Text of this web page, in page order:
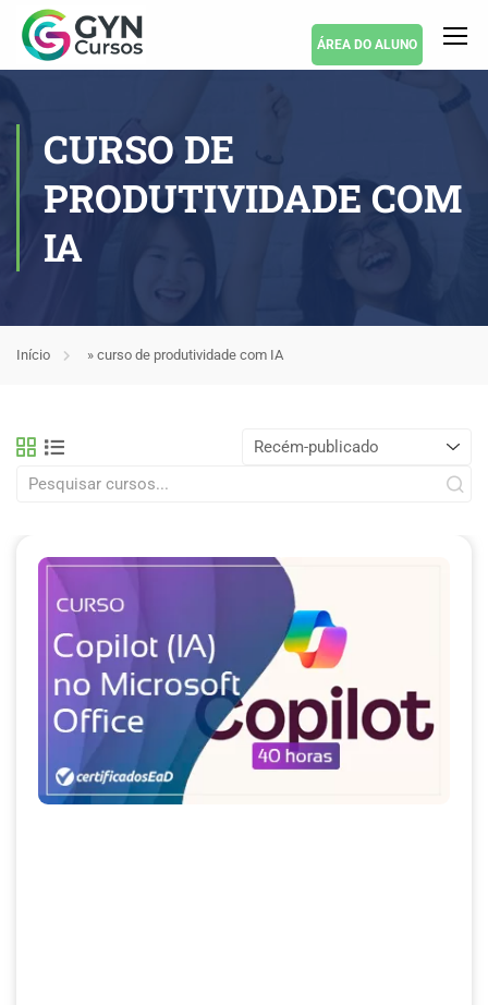
ÁREA DO ALUNO
CURSO DE
PRODUTIVIDADE COM
IA
Início » curso de produtividade com IA